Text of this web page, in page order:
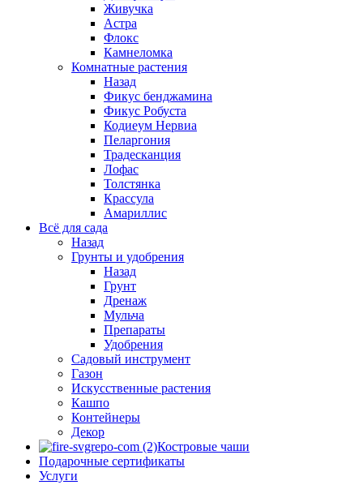
Живучка
Астра
Флокс
Камнеломка
Комнатные растения
Назад
Фикус бенджамина
Фикус Робуста
Кодиеум Нервиа
Пеларгония
Традесканция
Лофас
Толстянка
Крассула
Амариллис
Всё для сада
Назад
Грунты и удобрения
Назад
Грунт
Дренаж
Мульча
Препараты
Удобрения
Садовый инструмент
Газон
Искусственные растения
Кашпо
Контейнеры
Декор
Костровые чаши
Подарочные сертификаты
Услуги